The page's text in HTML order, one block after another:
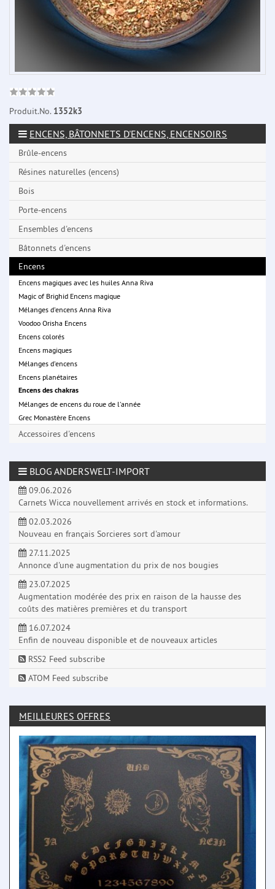
Produit.No. 1352k3
ENCENS, BÂTONNETS D'ENCENS, ENCENSOIRS
Brûle-encens
Résines naturelles (encens)
Bois
Porte-encens
Ensembles d'encens
Bâtonnets d'encens
Encens
Encens magiques avec les huiles Anna Riva
Magic of Brighid Encens magique
Mélanges d'encens Anna Riva
Voodoo Orisha Encens
Encens colorés
Encens magiques
Mélanges d'encens
Encens planétaires
Encens des chakras
Mélanges de encens du roue de l'année
Grec Monastère Encens
Accessoires d'encens
BLOG ANDERSWELT-IMPORT
09.06.2026
Carnets Wicca nouvellement arrivés en stock et informations.
02.03.2026
Nouveau en français Sorcieres sort d'amour
27.11.2025
Annonce d'une augmentation du prix de nos bougies
23.07.2025
Augmentation modérée des prix en raison de la hausse des
coûts des matières premières et du transport
16.07.2024
Enfin de nouveau disponible et de nouveaux articles
RSS2 Feed subscribe
ATOM Feed subscribe
MEILLEURES OFFRES